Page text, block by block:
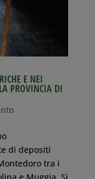
E NEI
PROVINCIA DI
di depositi
tra i
e Muggia. Si